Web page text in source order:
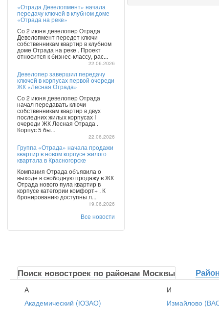
«Отрада Девелопмент» начала
передачу ключей в клубном доме
«Отрада на реке»
Со 2 июня девелопер Отрада
Девелопмент передет ключи
собственникам квартир в клубном
доме Отрада на реке . Проект
относится к бизнес-классу, рас...
22.06.2026
Девелопер завершил передачу
ключей в корпусах первой очереди
ЖК «Лесная Отрада»
Со 2 июня девелопер Отрада
начал передавать ключи
собственникам квартир в двух
последних жилых корпусах I
очереди ЖК Лесная Отрада .
Корпус 5 бы...
22.06.2026
Группа «Отрада» начала продажи
квартир в новом корпусе жилого
квартала в Красногорске
Компания Отрада объявила о
выходе в свободную продажу в ЖК
Отрада нового пула квартир в
корпусе категории комфорт+ . К
бронированию доступны л...
19.06.2026
Все новости
Поиск новостроек по районам Москвы
А
Академический (ЮЗАО)
И
Измайлово